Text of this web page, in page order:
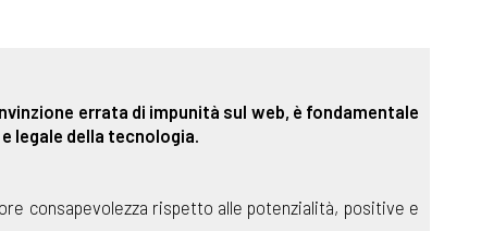
errata di impunità sul web, è fondamentale
legale della tecnologia.
consapevolezza rispetto alle potenzialità, positive e